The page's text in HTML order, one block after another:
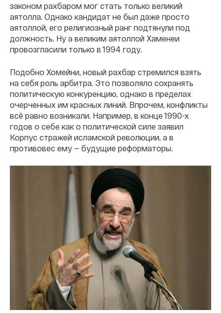
законом рахбаром мог стать только великий
аятолла. Однако кандидат не был даже просто
аятоллой, его религиозный ранг подтянули под
должность. Ну а великим аятоллой Хаменеи
провозгласили только в 1994 году.
Подобно Хомейни, новый рахбар стремился взять
на себя роль арбитра. Это позволяло сохранять
политическую конкуренцию, однако в пределах
очерченных им красных линий. Впрочем, конфликты
всё равно возникали. Например, в конце 1990-х
годов о себе как о политической силе заявил
Корпус стражей исламской революции, а в
противовес ему — будущие реформаторы.